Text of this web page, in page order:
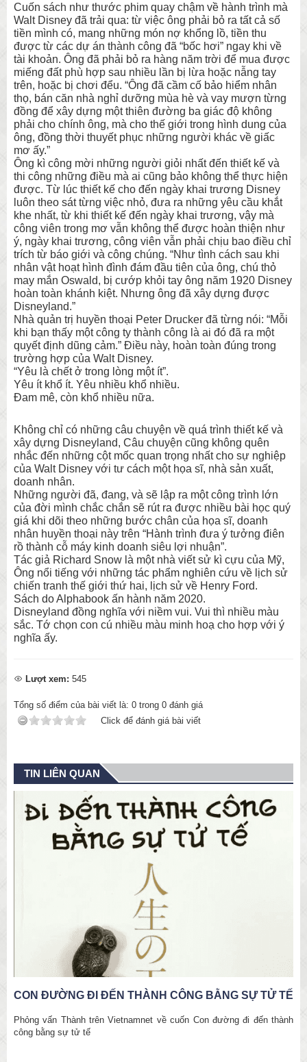
Cuốn sách như thước phim quay chậm về hành trình mà
Walt Disney đã trải qua: từ việc ông phải bỏ ra tất cả số
tiền mình có, mang những món nợ khổng lồ, tiền thu
được từ các dự án thành công đã “bốc hơi” ngay khi về
tài khoản. Ông đã phải bỏ ra hàng năm trời để mua được
miếng đất phù hợp sau nhiều lần bị lừa hoặc nẫng tay
trên, hoặc bị chơi đểu. “Ông đã cầm cố bảo hiểm nhân
thọ, bán căn nhà nghỉ dưỡng mùa hè và vay mượn từng
đồng để xây dựng một thiên đường ba giác độ không
phải cho chính ông, mà cho thế giới trong hình dung của
ông, đồng thời thuyết phục những người khác về giấc
mơ ấy.”
Ông kì công mời những người giỏi nhất đến thiết kế và
thi công những điều mà ai cũng bảo không thể thực hiện
được. Từ lúc thiết kế cho đến ngày khai trương Disney
luôn theo sát từng việc nhỏ, đưa ra những yêu cầu khắt
khe nhất, từ khi thiết kế đến ngày khai trương, vậy mà
công viên trong mơ vẫn không thể được hoàn thiện như
ý, ngày khai trương, công viên vẫn phải chịu bao điều chỉ
trích từ báo giới và công chúng. “Như tình cách sau khi
nhân vật hoạt hình đình đám đầu tiên của ông, chú thỏ
may mắn Oswald, bị cướp khỏi tay ông năm 1920 Disney
hoàn toàn khánh kiệt. Nhưng ông đã xây dựng được
Disneyland.”
Nhà quản trị huyền thoại Peter Drucker đã từng nói: “Mỗi
khi bạn thấy một công ty thành công là ai đó đã ra một
quyết định dũng cảm.” Điều này, hoàn toàn đúng trong
trường hợp của Walt Disney.
“Yêu là chết ở trong lòng một ít”.
Yêu ít khổ ít. Yêu nhiều khổ nhiều.
Đam mê, còn khổ nhiều nữa.
Không chỉ có những câu chuyện về quá trình thiết kế và
xây dựng Disneyland, Câu chuyện cũng không quên
nhắc đến những cột mốc quan trọng nhất cho sự nghiệp
của Walt Disney với tư cách một họa sĩ, nhà sản xuất,
doanh nhân.
Những người đã, đang, và sẽ lập ra một công trình lớn
của đời mình chắc chắn sẽ rút ra được nhiều bài học quý
giá khi dõi theo những bước chân của họa sĩ, doanh
nhân huyền thoại này trên “Hành trình đưa ý tưởng điên
rồ thành cỗ máy kinh doanh siêu lợi nhuận”.
Tác giả Richard Snow là một nhà viết sử kì cựu của Mỹ,
Ông nổi tiếng với những tác phẩm nghiên cứu về lịch sử
chiến tranh thế giới thứ hai, lịch sử về Henry Ford.
Sách do Alphabook ấn hành năm 2020.
Disneyland đồng nghĩa với niềm vui. Vui thì nhiều màu
sắc. Tớ chọn con cú nhiều màu minh hoạ cho hợp với ý
nghĩa ấy.
Lượt xem: 545
Tổng số điểm của bài viết là: 0 trong 0 đánh giá
Click để đánh giá bài viết
TIN LIÊN QUAN
CON ĐƯỜNG ĐI ĐẾN THÀNH CÔNG BẰNG SỰ TỬ TẾ
Phỏng vấn Thành trên Vietnamnet về cuốn Con đường đi đến thành
công bằng sự tử tế